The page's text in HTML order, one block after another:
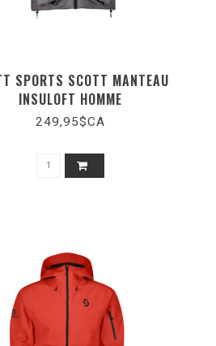
SPORTS SCOTT MANTEAU
INSULOFT HOMME
249,95$CA